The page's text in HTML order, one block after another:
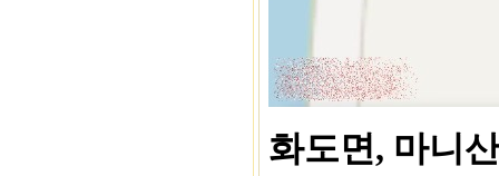
화도면, 마니